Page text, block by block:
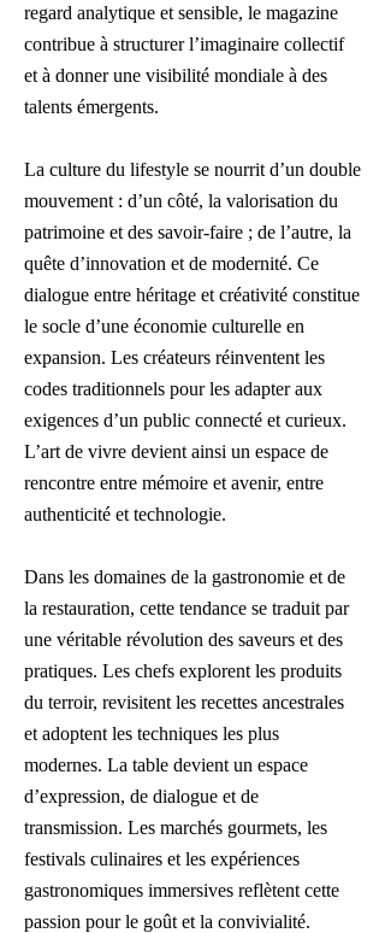
regard analytique et sensible, le magazine
contribue à structurer l’imaginaire collectif
et à donner une visibilité mondiale à des
talents émergents.
La culture du lifestyle se nourrit d’un double
mouvement : d’un côté, la valorisation du
patrimoine et des savoir-faire ; de l’autre, la
quête d’innovation et de modernité. Ce
dialogue entre héritage et créativité constitue
le socle d’une économie culturelle en
expansion. Les créateurs réinventent les
codes traditionnels pour les adapter aux
exigences d’un public connecté et curieux.
L’art de vivre devient ainsi un espace de
rencontre entre mémoire et avenir, entre
authenticité et technologie.
Dans les domaines de la gastronomie et de
la restauration, cette tendance se traduit par
une véritable révolution des saveurs et des
pratiques. Les chefs explorent les produits
du terroir, revisitent les recettes ancestrales
et adoptent les techniques les plus
modernes. La table devient un espace
d’expression, de dialogue et de
transmission. Les marchés gourmets, les
festivals culinaires et les expériences
gastronomiques immersives reflètent cette
passion pour le goût et la convivialité.